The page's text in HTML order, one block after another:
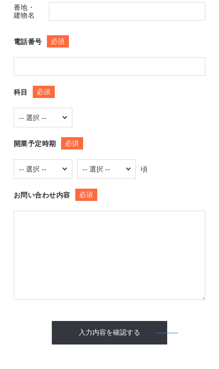
番地・
建物名
電話番号 必須
科目 必須
開業予定時期 必須
頃
お問い合わせ内容 必須
入力内容を確認する